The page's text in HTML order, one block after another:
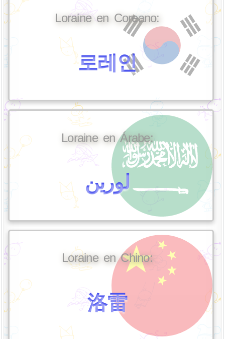
Loraine en Coreano:
로레인
Loraine en Árabe:
لورين
Loraine en Chino:
洛雷